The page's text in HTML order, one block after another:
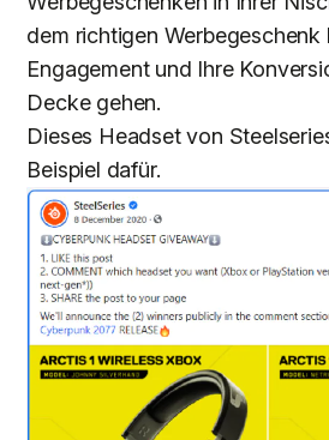
dem richtigen Werbegeschenk
Engagement und Ihre
Decke gehen.
Dieses Headset von
Beispiel dafür.